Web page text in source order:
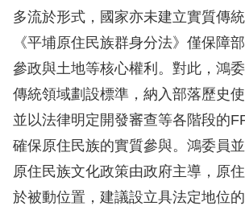
回
首
頁
網
站
導
覽
多流於形式，國家亦未建立實質傳
《平埔原住民族群身分法》僅保障
參政與土地等核心權利。對此，鴻
傳統領域劃設標準，納入部落歷史
並以法律明定開發審查等各階段的
確保原住民族的實質參與。鴻委員
原住民族文化政策由政府主導，原
於被動位置，建議設立具法定地位